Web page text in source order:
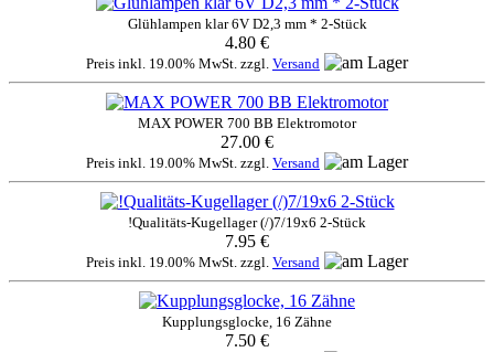
Glühlampen klar 6V D2,3 mm * 2-Stück
4.80 €
Preis inkl. 19.00% MwSt. zzgl. Versand
MAX POWER 700 BB Elektromotor
27.00 €
Preis inkl. 19.00% MwSt. zzgl. Versand
!Qualitäts-Kugellager (/)7/19x6 2-Stück
7.95 €
Preis inkl. 19.00% MwSt. zzgl. Versand
Kupplungsglocke, 16 Zähne
7.50 €